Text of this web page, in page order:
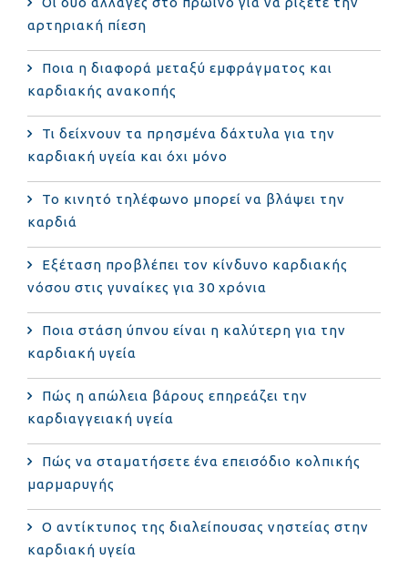
αρτηριακή πίεση
Ποια η διαφορά μεταξύ εμφράγματος και
καρδιακής ανακοπής
Τι δείχνουν τα πρησμένα δάχτυλα για την
καρδιακή υγεία και όχι μόνο
Το κινητό τηλέφωνο μπορεί να βλάψει την
καρδιά
Eξέταση προβλέπει τον κίνδυνο καρδιακής
νόσου στις γυναίκες για 30 χρόνια
Ποια στάση ύπνου είναι η καλύτερη για την
καρδιακή υγεία
Πώς η απώλεια βάρους επηρεάζει την
καρδιαγγειακή υγεία
Πώς να σταματήσετε ένα επεισόδιο κολπικής
μαρμαρυγής
Ο αντίκτυπος της διαλείπουσας νηστείας στην
καρδιακή υγεία